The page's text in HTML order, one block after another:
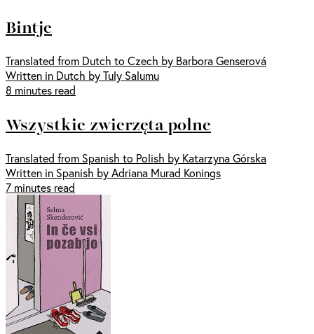
Bintje
Translated from Dutch to Czech by Barbora Genserová
Written in Dutch by Tuly Salumu
8 minutes read
Wszystkie zwierzęta polne
Translated from Spanish to Polish by Katarzyna Górska
Written in Spanish by Adriana Murad Konings
7 minutes read